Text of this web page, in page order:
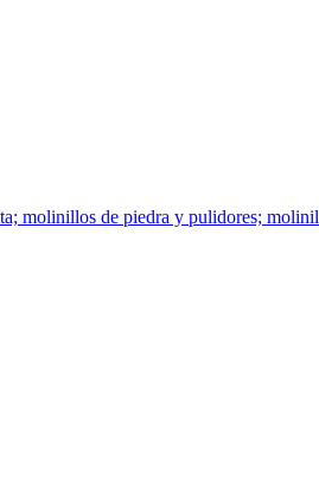
molinillos de piedra y pulidores;